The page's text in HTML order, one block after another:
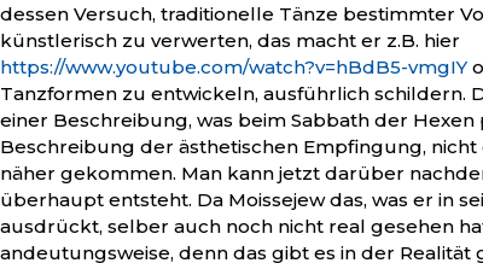
dessen Versuch, traditionelle Tänze bestimmter
künstlerisch zu verwerten, das macht er z.B. hier
https://www.youtube.com/watch?v=hBdB5-vmgIY
Tanzformen zu entwickeln, ausführlich schildern.
einer Beschreibung, was beim Sabbath der Hexen
Beschreibung der ästhetischen Empfingung,
näher gekommen. Man kann jetzt darüber
überhaupt entsteht. Da Moissejew das, was er in
ausdrückt, selber auch noch nicht real gesehen
andeutungsweise, denn das gibt es in der Realität